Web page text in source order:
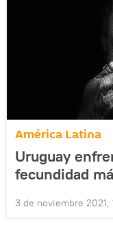
América Latina
Uruguay
fecundidad
3 de noviembre 2021,